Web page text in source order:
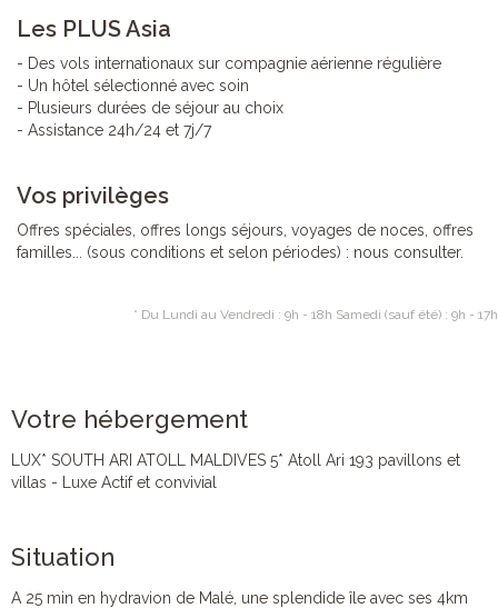
Les PLUS Asia
- Des vols internationaux sur compagnie aérienne régulière
- Un hôtel sélectionné avec soin
- Plusieurs durées de séjour au choix
- Assistance 24h/24 et 7j/7
Vos privilèges
Offres spéciales, offres longs séjours, voyages de noces, offres
familles... (sous conditions et selon périodes) : nous consulter.
* Du Lundi au Vendredi : 9h - 18h Samedi (sauf été) : 9h - 17h
Votre hébergement
LUX* SOUTH ARI ATOLL MALDIVES 5* Atoll Ari 193 pavillons et
villas - Luxe Actif et convivial
Situation
A 25 min en hydravion de Malé, une splendide île avec ses 4km